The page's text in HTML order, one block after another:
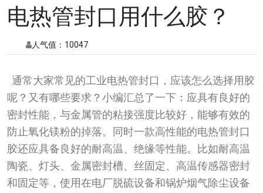
电热管封口用什么胶？
人气值： 10047
通常大家常见的工业电热管封口，应该怎么选择用胶
呢？又有哪些要求？小编汇总了一下：应具有良好的
密封性能，与金属管的粘接强度比较好，能够有效的
防止氧化镁粉的掉落。同时一款高性能的电热管封口
胶还应具备良好的耐高温、绝缘等性能。比如耐高温
陶瓷、灯头、金属密封槽、丝固定、高温传感器密封
和固定等，使用在电厂脱硫设备和锅炉烟气除尘设备